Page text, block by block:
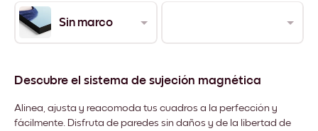
Sin marco
Descubre el sistema de sujeción magnética
Alinea, ajusta y reacomoda tus cuadros a la perfección y
fácilmente. Disfruta de paredes sin daños y de la libertad de